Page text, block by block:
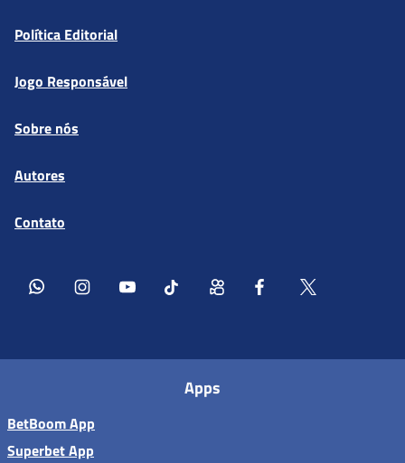
Política Editorial
Jogo Responsável
Sobre nós
Autores
Contato
Apps
BetBoom App
Superbet App